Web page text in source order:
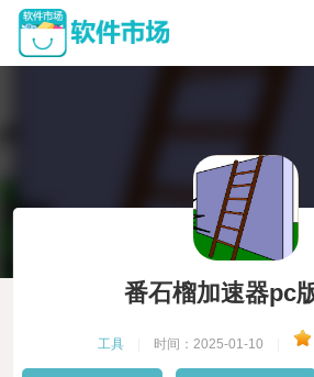
番石榴加速器pc
工具 时间：2025-01-10